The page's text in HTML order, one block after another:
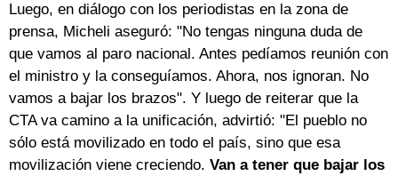
Luego, en diálogo con los periodistas en la zona de
prensa, Micheli aseguró: "No tengas ninguna duda de
que vamos al paro nacional. Antes pedíamos reunión con
el ministro y la conseguíamos. Ahora, nos ignoran. No
vamos a bajar los brazos". Y luego de reiterar que la
CTA va camino a la unificación, advirtió: "El pueblo no
sólo está movilizado en todo el país, sino que esa
movilización viene creciendo. Van a tener que bajar los